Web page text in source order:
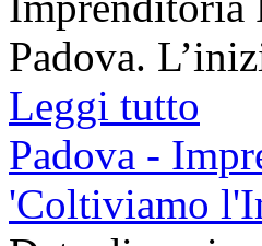
Padova.
Leggi tutto
Padova -
'Coltiviamo